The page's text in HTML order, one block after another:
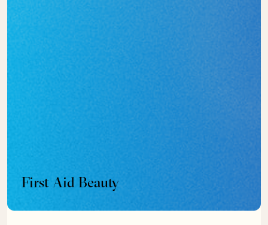
First Aid Beauty